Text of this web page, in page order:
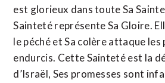
est glorieux dans toute Sa
Sainteté représente Sa Gloire.
le péché et Sa colère attaque les
endurcis. Cette Sainteté est la
d’Israël, Ses promesses sont